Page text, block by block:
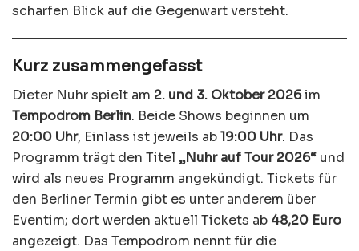
scharfen Blick auf die Gegenwart versteht.
Kurz zusammengefasst
Dieter Nuhr spielt am 2. und 3. Oktober 2026im
Tempodrom Berlin. Beide Shows beginnen um
20:00 Uhr, Einlass ist jeweils ab19:00 Uhr. Das
Programm trägt den Titel „Nuhr auf Tour 2026“ und
wird als neues Programm angekündigt. Tickets für
den Berliner Termin gibt es unter anderem über
Eventim; dort werden aktuell Tickets ab 48,20 Euro
angezeigt. Das Tempodrom nennt für die